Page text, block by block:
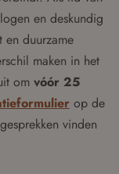
en deskundig
duurzame
maken in het
om vóór 25
op de
vinden